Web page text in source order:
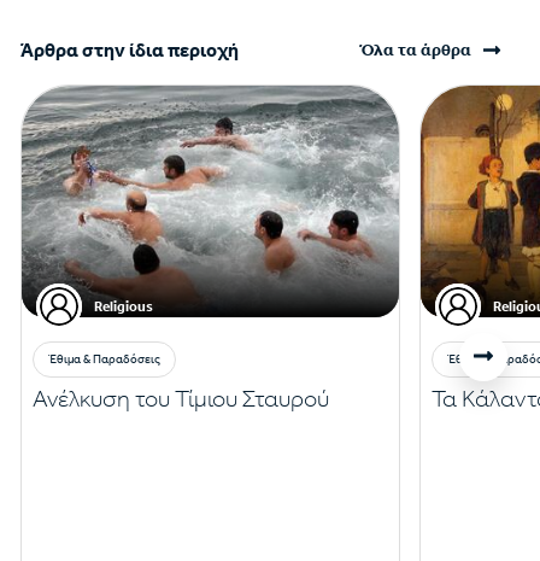
Άρθρα στην ίδια περιοχή Όλα τα άρθρα
Religious
Έθιμα & Παραδόσεις
Ανέλκυση του Τίμιου Σταυρού
Έθιμα &
Τα